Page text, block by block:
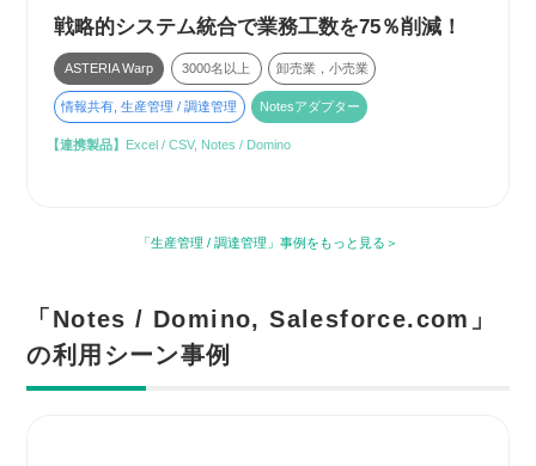
戦略的システム統合で業務工数を75％削減！
ASTERIA Warp 3000名以上 卸売業，小売業
情報共有, 生産管理 / 調達管理 Notesアダプター
【連携製品】 Excel / CSV, Notes / Domino
「生産管理 / 調達管理」事例をもっと見る
「Notes / Domino, Salesforce.com」
の利用シーン事例